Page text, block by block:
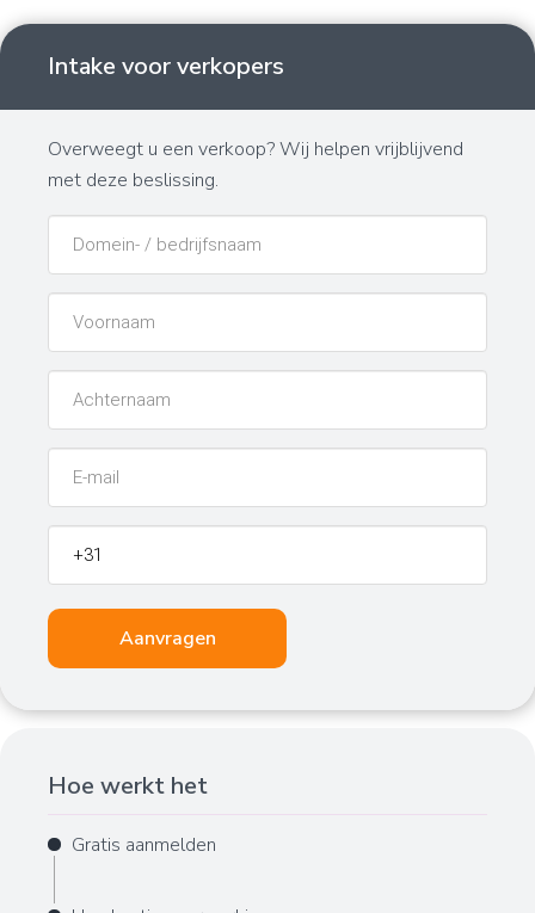
Intake voor verkopers
Overweegt u een verkoop? Wij helpen vrijblijvend
met deze beslissing.
Domeinnaam
Naam
Naam
E-
Mail
Telefoon
Aanvragen
Hoe werkt het
Gratis aanmelden